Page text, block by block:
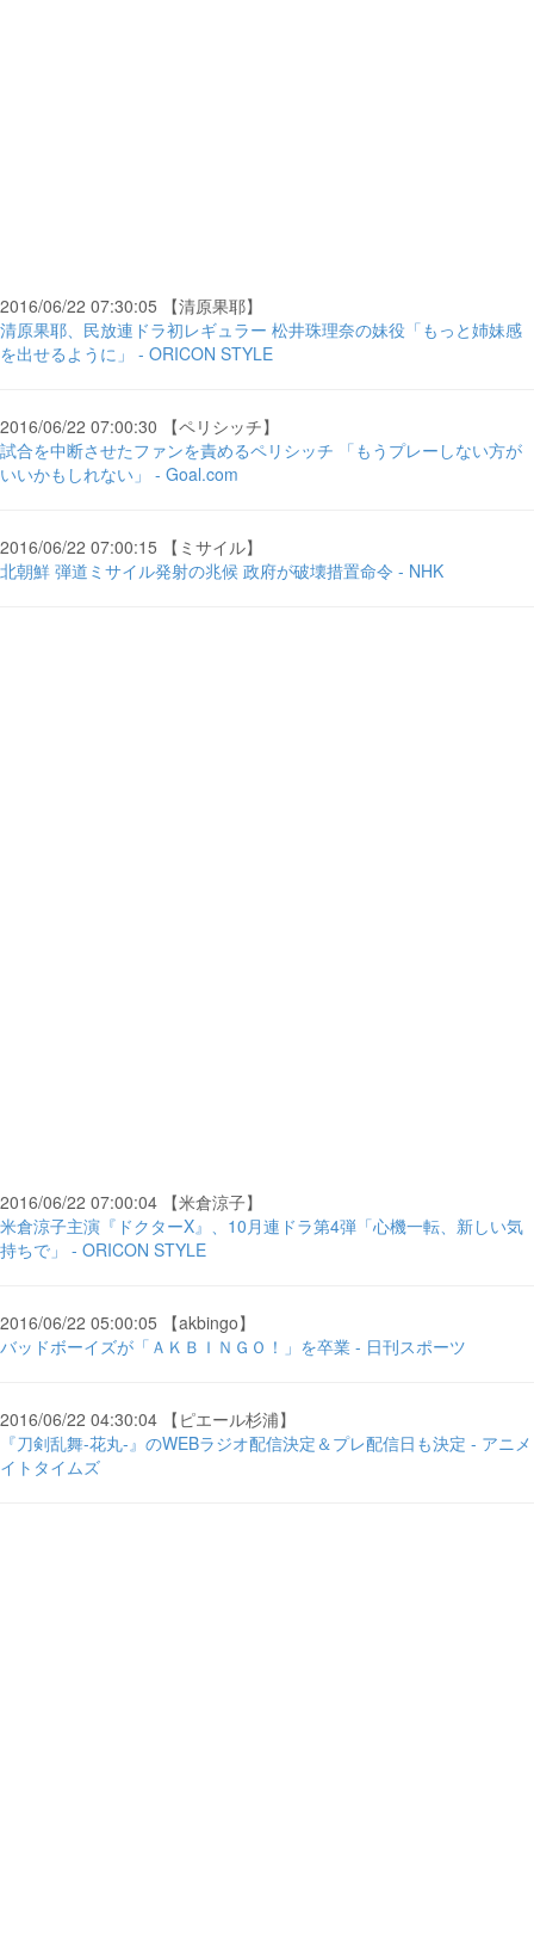
2016/06/22 07:30:05 【清原果耶】
清原果耶、民放連ドラ初レギュラー 松井珠理奈の妹役「もっと姉妹感
を出せるように」 - ORICON STYLE
2016/06/22 07:00:30 【ペリシッチ】
試合を中断させたファンを責めるペリシッチ 「もうプレーしない方が
いいかもしれない」 - Goal.com
2016/06/22 07:00:15 【ミサイル】
北朝鮮 弾道ミサイル発射の兆候 政府が破壊措置命令 - NHK
2016/06/22 07:00:04 【米倉涼子】
米倉涼子主演『ドクターX』、10月連ドラ第4弾「心機一転、新しい気
持ちで」 - ORICON STYLE
2016/06/22 05:00:05 【akbingo】
バッドボーイズが「ＡＫＢＩＮＧＯ！」を卒業 - 日刊スポーツ
2016/06/22 04:30:04 【ピエール杉浦】
『刀剣乱舞-花丸-』のWEBラジオ配信決定＆プレ配信日も決定 - アニメ
イトタイムズ